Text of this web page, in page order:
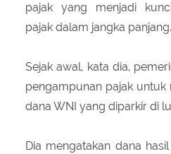
pajak yang menjadi
pajak dalam jangka panjang.
Sejak awal, kata dia,
pengampunan pajak untuk
dana WNI yang diparkir di
Dia mengatakan dana